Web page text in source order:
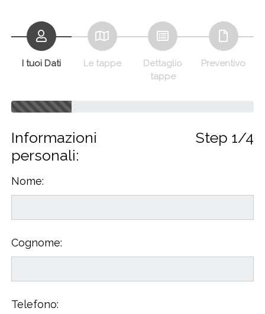
I tuoi Dati Le tappe
Dettaglio
tappe
Preventivo
Informazioni
personali:
Step 1/4
Nome:
Cognome:
Telefono: